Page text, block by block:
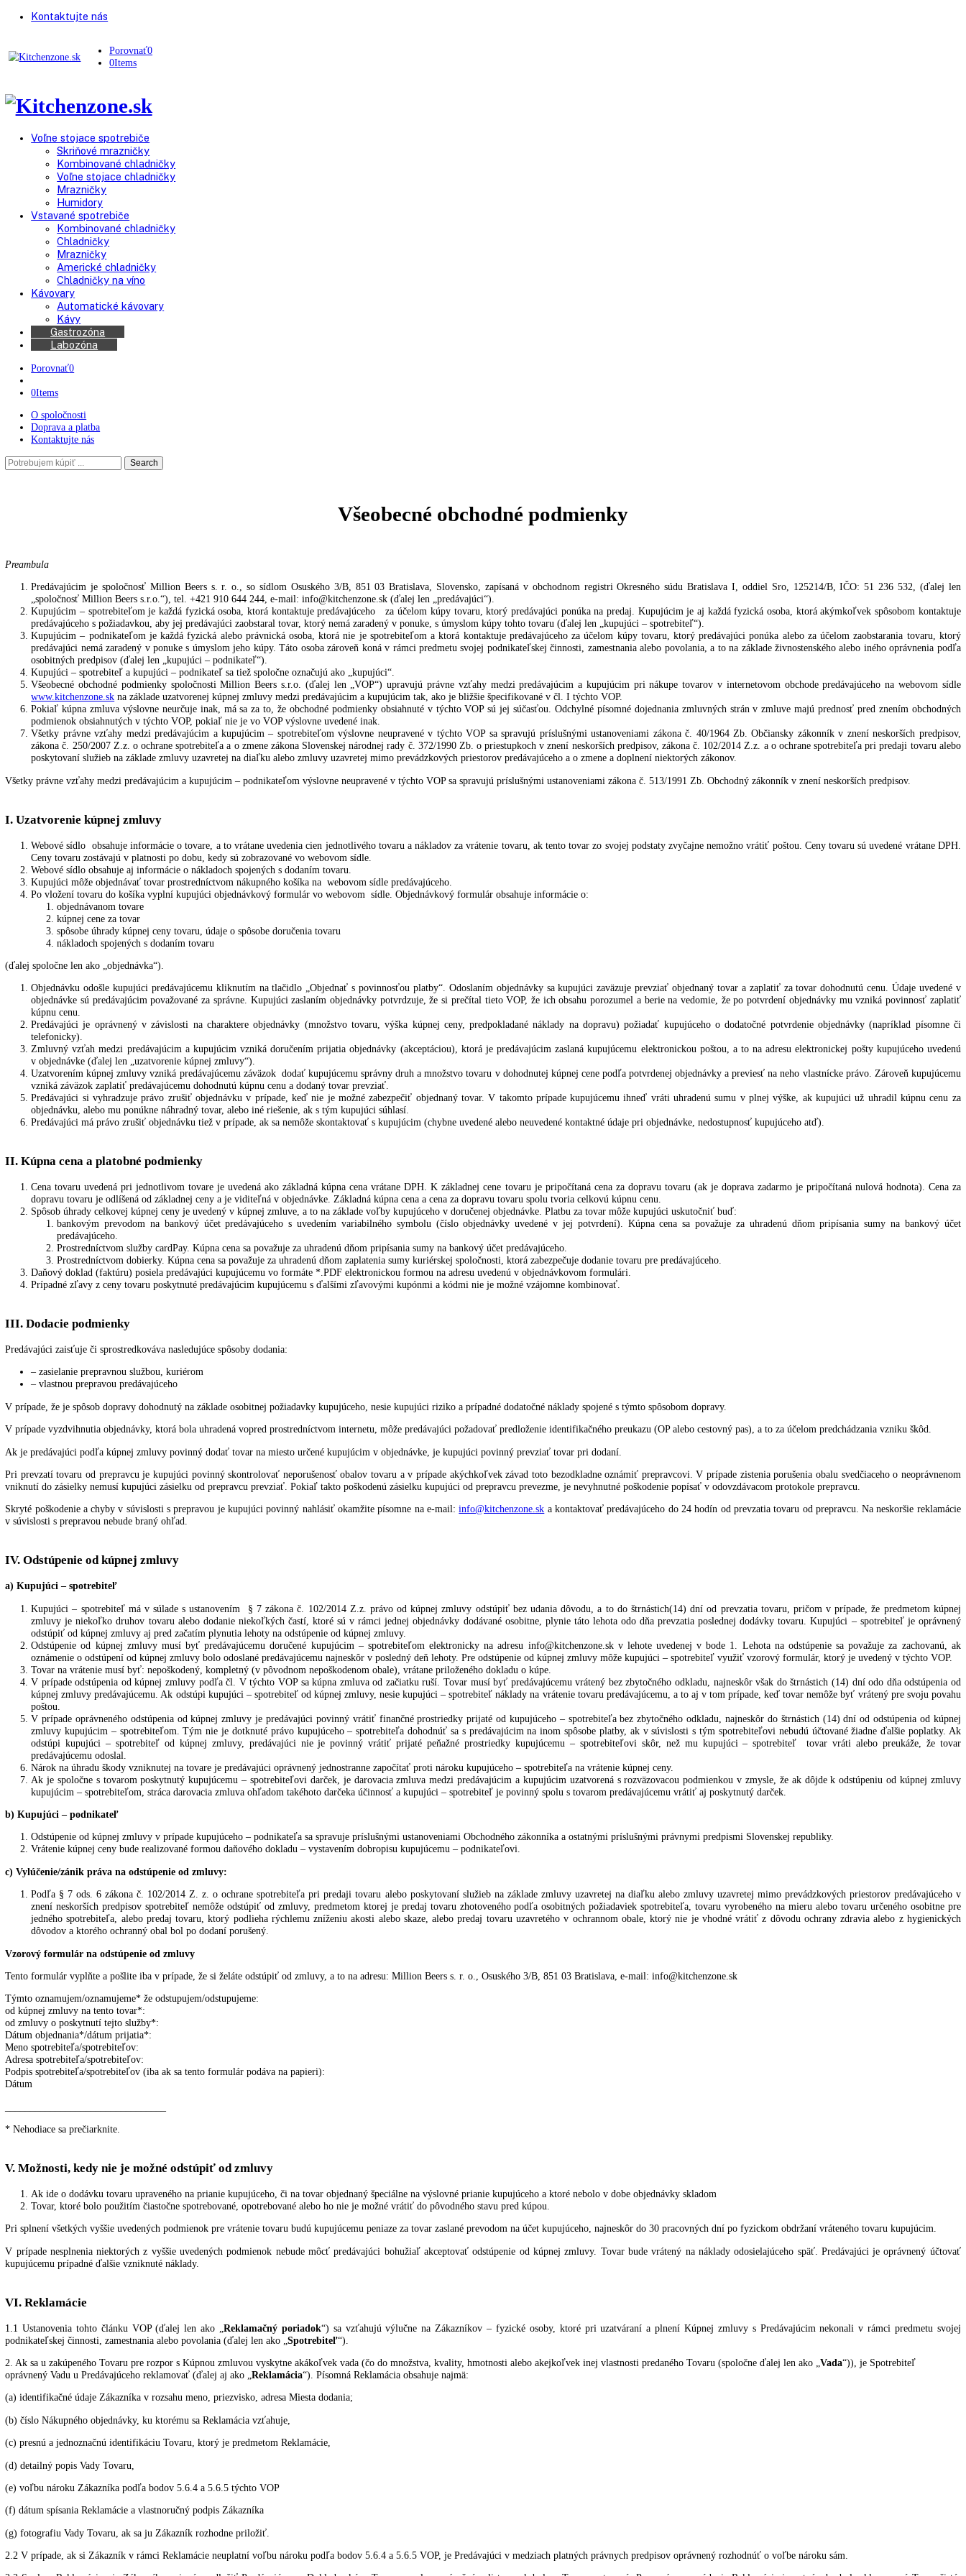
Kontaktujte nás
Porovnať
0Items
Voľne stojace spotrebiče
Skriňové mrazničky
Kombinované chladničky
Voľne stojace chladničky
Mrazničky
Humidory
Vstavané spotrebiče
Kombinované chladničky
Chladničky
Mrazničky
Americké chladničky
Chladničky na víno
Kávovary
Automatické kávovary
Kávy
Gastrozóna
Porovnať
0Items
O spoločnosti
Doprava a platba
Preambula
Predávajúcim je spoločnosť Million Beers s. r. o., so sídlom Osuského 3/B, 851 03 Bratislava, Slovensko, zapísaná v obchodnom registri Okresného súdu Bratislava I, oddiel Sro, 125214/B, IČO:
„spoločnosť Million Beers s.r.o.“), tel. +421 910 644 244, e-mail: info@kitchenzone.sk (ďalej len „predávajúci“).
Kupujúcim – spotrebiteľom je každá fyzická osoba, ktorá kontaktuje predávajúceho za účelom kúpy tovaru, ktorý predávajúci ponúka na predaj. Kupujúcim je aj každá fyzická osoba, ktorá
predávajúceho s požiadavkou, aby jej predávajúci zaobstaral tovar, ktorý nemá zaradený v ponuke, s úmyslom kúpy tohto tovaru (ďalej len „kupujúci – spotrebiteľ“).
Kupujúcim – podnikateľom je každá fyzická alebo právnická osoba, ktorá nie je spotrebiteľom a ktorá kontaktuje predávajúceho za účelom kúpy tovaru, ktorý predávajúci ponúka alebo za účelom
predávajúci nemá zaradený v ponuke s úmyslom jeho kúpy. Táto osoba zároveň koná v rámci predmetu svojej podnikateľskej činnosti, zamestnania alebo povolania, a to na základe živnostenského alebo
osobitných predpisov (ďalej len „kupujúci – podnikateľ“).
Kupujúci – spotrebiteľ a kupujúci – podnikateľ sa tiež spoločne označujú ako „kupujúci“.
Všeobecné obchodné podmienky spoločnosti Million Beers s.r.o. (ďalej len „VOP“) upravujú právne vzťahy medzi predávajúcim a kupujúcim pri nákupe tovarov v internetovom obchode
www.kitchenzone.sk
na základe uzatvorenej kúpnej zmluvy medzi predávajúcim a kupujúcim tak, ako je bližšie špecifikované v čl. I týchto VOP.
Pokiaľ kúpna zmluva výslovne neurčuje inak, má sa za to, že obchodné podmienky obsiahnuté v týchto VOP sú jej súčasťou. Odchylné písomné dojednania zmluvných strán v zmluve majú prednosť
Všetky právne vzťahy medzi predávajúcim a kupujúcim – spotrebiteľom výslovne neupravené v týchto VOP sa spravujú príslušnými ustanoveniami zákona č. 40/1964 Zb. Občiansky zákonník v
zákona č. 250/2007 Z.z. o ochrane spotrebiteľa a o zmene zákona Slovenskej národnej rady č. 372/1990 Zb. o priestupkoch v znení neskorších predpisov, zákona č. 102/2014 Z.z. a o ochrane spotrebiteľa
poskytovaní služieb na základe zmluvy uzavretej na diaľku alebo zmluvy uzavretej mimo prevádzkových priestorov predávajúceho a o zmene a doplnení niektorých zákonov.
Všetky právne vzťahy medzi predávajúcim a kupujúcim – podnikateľom výslovne neupravené v týchto VOP sa spravujú príslušnými ustanoveniami zákona č. 513/1991 Zb. Obchodný zákonník v znení neskorších
I. Uzatvorenie kúpnej zmluvy
Webové sídlo obsahuje informácie o tovare, a to vrátane uvedenia cien jednotlivého tovaru a nákladov za vrátenie tovaru, ak tento tovar zo svojej podstaty zvyčajne nemožno vrátiť poštou. Ceny tovaru sú
Ceny tovaru zostávajú v platnosti po dobu, kedy sú zobrazované vo webovom sídle.
Webové sídlo obsahuje aj informácie o nákladoch spojených s dodaním tovaru.
Po vložení tovaru do košíka vyplní kupujúci objednávkový formulár vo webovom sídle. Objednávkový formulár obsahuje informácie o:
objednávanom tovare
kúpnej cene za tovar
spôsobe úhrady kúpnej ceny tovaru, údaje o spôsobe doručenia tovaru
nákladoch spojených s dodaním tovaru
(ďalej spoločne len ako „objednávka“).
Objednávku odošle kupujúci predávajúcemu kliknutím na tlačidlo „Objednať s povinnosťou platby“. Odoslaním objednávky sa kupujúci zaväzuje prevziať objednaný tovar a zaplatiť za tovar dohodnutú
objednávke sú predávajúcim považované za správne. Kupujúci zaslaním objednávky potvrdzuje, že si prečítal tieto VOP, že ich obsahu porozumel a berie na vedomie, že po potvrdení objednávky mu
kúpnu cenu.
Zmluvný vzťah medzi predávajúcim a kupujúcim vzniká doručením prijatia objednávky (akceptáciou), ktorá je predávajúcim zaslaná kupujúcemu elektronickou poštou, a to na adresu elektronickej
Uzatvorením kúpnej zmluvy vzniká predávajúcemu záväzok dodať kupujúcemu správny druh a množstvo tovaru v dohodnutej kúpnej cene podľa potvrdenej objednávky a previesť na neho vlastnícke
vzniká záväzok zaplatiť predávajúcemu dohodnutú kúpnu cenu a dodaný tovar prevziať.
Predávajúci si vyhradzuje právo zrušiť objednávku v prípade, keď nie je možné zabezpečiť objednaný tovar. V takomto prípade kupujúcemu ihneď vráti uhradenú sumu v plnej výške, ak kupujúci už
objednávku, alebo mu ponúkne náhradný tovar, alebo iné riešenie, ak s tým kupujúci súhlasí.
Predávajúci má právo zrušiť objednávku tiež v prípade, ak sa nemôže skontaktovať s kupujúcim (chybne uvedené alebo neuvedené kontaktné údaje pri objednávke, nedostupnosť kupujúceho atď).
II. Kúpna cena a platobné podmienky
Cena tovaru uvedená pri jednotlivom tovare je uvedená ako základná kúpna cena vrátane DPH. K základnej cene tovaru je pripočítaná cena za dopravu tovaru (ak je doprava zadarmo je pripočítaná
dopravu tovaru je odlíšená od základnej ceny a je viditeľná v objednávke. Základná kúpna cena a cena za dopravu tovaru spolu tvoria celkovú kúpnu cenu.
Spôsob úhrady celkovej kúpnej ceny je uvedený v kúpnej zmluve, a to na základe voľby kupujúceho v doručenej objednávke. Platbu za tovar môže kupujúci uskutočniť buď:
predávajúceho.
Prostredníctvom služby cardPay. Kúpna cena sa považuje za uhradenú dňom pripísania sumy na bankový účet predávajúceho.
Prostredníctvom dobierky. Kúpna cena sa považuje za uhradenú dňom zaplatenia sumy kuriérskej spoločnosti, ktorá zabezpečuje dodanie tovaru pre predávajúceho.
Daňový doklad (faktúru) posiela predávajúci kupujúcemu vo formáte *.PDF elektronickou formou na adresu uvedenú v objednávkovom formulári.
Prípadné zľavy z ceny tovaru poskytnuté predávajúcim kupujúcemu s ďalšími zľavovými kupónmi a kódmi nie je možné vzájomne kombinovať.
III. Dodacie podmienky
– zasielanie prepravnou službou, kuriérom
V prípade, že je spôsob dopravy dohodnutý na základe osobitnej požiadavky kupujúceho, nesie kupujúci riziko a prípadné dodatočné náklady spojené s týmto spôsobom dopravy.
V prípade vyzdvihnutia objednávky, ktorá bola uhradená vopred prostredníctvom internetu, môže predávajúci požadovať predloženie identifikačného preukazu (OP alebo cestovný pas), a to za účelom
Ak je predávajúci podľa kúpnej zmluvy povinný dodať tovar na miesto určené kupujúcim v objednávke, je kupujúci povinný prevziať tovar pri dodaní.
Pri prevzatí tovaru od prepravcu je kupujúci povinný skontrolovať neporušenosť obalov tovaru a v prípade akýchkoľvek závad toto bezodkladne oznámiť prepravcovi. V prípade zistenia porušenia obalu
vniknutí do zásielky nemusí kupujúci zásielku od prepravcu prevziať. Pokiaľ takto poškodenú zásielku kupujúci od prepravcu prevezme, je nevyhnutné poškodenie popísať v odovzdávacom protokole prepravcu.
Skryté poškodenie a chyby v súvislosti s prepravou je kupujúci povinný nahlásiť okamžite písomne na e-mail:info@kitchenzone.sk a kontaktovať predávajúceho do 24 hodín od prevzatia tovaru od prepravcu.
v súvislosti s prepravou nebude braný ohľad.
IV. Odstúpenie od kúpnej zmluvy
a) Kupujúci – spotrebiteľ
Kupujúci – spotrebiteľ má v súlade s ustanovením § 7 zákona č. 102/2014 Z.z. právo od kúpnej zmluvy odstúpiť bez udania dôvodu, a to do štrnástich(14) dní od prevzatia tovaru, pričom v
zmluvy je niekoľko druhov tovaru alebo dodanie niekoľkých častí, ktoré sú v rámci jednej objednávky dodávané osobitne, plynie táto lehota odo dňa prevzatia poslednej dodávky tovaru. Kupujúci –
odstúpiť od kúpnej zmluvy aj pred začatím plynutia lehoty na odstúpenie od kúpnej zmluvy.
oznámenie o odstúpení od kúpnej zmluvy bolo odoslané predávajúcemu najneskôr v posledný deň lehoty. Pre odstúpenie od kúpnej zmluvy môže kupujúci – spotrebiteľ využiť vzorový formulár, ktorý je
Tovar na vrátenie musí byť: nepoškodený, kompletný (v pôvodnom nepoškodenom obale), vrátane priloženého dokladu o kúpe.
V prípade odstúpenia od kúpnej zmluvy podľa čl. V týchto VOP sa kúpna zmluva od začiatku ruší. Tovar musí byť predávajúcemu vrátený bez zbytočného odkladu, najneskôr však do štrnástich (14) dní
poštou.
V prípade oprávneného odstúpenia od kúpnej zmluvy je predávajúci povinný vrátiť finančné prostriedky prijaté od kupujúceho – spotrebiteľa bez zbytočného odkladu, najneskôr do štrnástich (14) dní
zmluvy kupujúcim – spotrebiteľom. Tým nie je dotknuté právo kupujúceho – spotrebiteľa dohodnúť sa s predávajúcim na inom spôsobe platby, ak v súvislosti s tým spotrebiteľovi nebudú účtované
odstúpi kupujúci – spotrebiteľ od kúpnej zmluvy, predávajúci nie je povinný vrátiť prijaté peňažné prostriedky kupujúcemu – spotrebiteľovi skôr, než mu kupujúci – spotrebiteľ tovar vráti
predávajúcemu odoslal.
Nárok na úhradu škody vzniknutej na tovare je predávajúci oprávnený jednostranne započítať proti nároku kupujúceho – spotrebiteľa na vrátenie kúpnej ceny.
Ak je spoločne s tovarom poskytnutý kupujúcemu – spotrebiteľovi darček, je darovacia zmluva medzi predávajúcim a kupujúcim uzatvorená s rozväzovacou podmienkou v zmysle, že ak dôjde k
b) Kupujúci – podnikateľ
Odstúpenie od kúpnej zmluvy v prípade kupujúceho – podnikateľa sa spravuje príslušnými ustanoveniami Obchodného zákonníka a ostatnými príslušnými právnymi predpismi Slovenskej republiky.
Vrátenie kúpnej ceny bude realizované formou daňového dokladu – vystavením dobropisu kupujúcemu – podnikateľovi.
c) Vylúčenie/zánik práva na odstúpenie od zmluvy:
jedného spotrebiteľa, alebo predaj tovaru, ktorý podlieha rýchlemu zníženiu akosti alebo skaze, alebo predaj tovaru uzavretého v ochrannom obale, ktorý nie je vhodné vrátiť z dôvodu ochrany
Vzorový formulár na odstúpenie od zmluvy
Tento formulár vyplňte a pošlite iba v prípade, že si želáte odstúpiť od zmluvy, a to na adresu: Million Beers s. r. o., Osuského 3/B, 851 03 Bratislava, e-mail: info@kitchenzone.sk
od kúpnej zmluvy na tento tovar*:
od zmluvy o poskytnutí tejto služby*:
Dátum objednania*/dátum prijatia*:
Podpis spotrebiteľa/spotrebiteľov (iba ak sa tento formulár podáva na papieri):
________________________________
* Nehodiace sa prečiarknite.
Ak ide o dodávku tovaru upraveného na prianie kupujúceho, či na tovar objednaný špeciálne na výslovné prianie kupujúceho a ktoré nebolo v dobe objednávky skladom
Tovar, ktoré bolo použitím čiastočne spotrebované, opotrebované alebo ho nie je možné vrátiť do pôvodného stavu pred kúpou.
kupujúcemu prípadné ďalšie vzniknuté náklady.
VI. Reklamácie